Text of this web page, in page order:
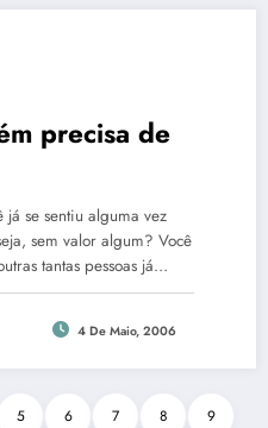
precisa de
se sentiu alguma vez
sem valor algum? Você
tantas pessoas já…
4 De Maio, 2006
5 6 7 8 9